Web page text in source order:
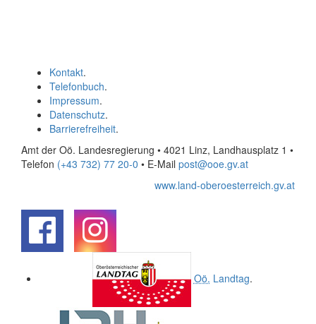
Kontakt.
Telefonbuch.
Impressum.
Datenschutz.
Barrierefreiheit.
Amt der Oö. Landesregierung • 4021 Linz, Landhausplatz 1 •
Telefon (+43 732) 77 20-0 • E-Mail post@ooe.gv.at
www.land-oberoesterreich.gv.at
Oö. Landtag.